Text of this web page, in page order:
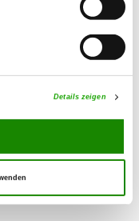
Details zeigen
h
h